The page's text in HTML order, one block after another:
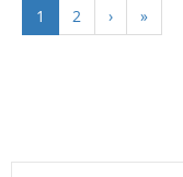
1 2 › »